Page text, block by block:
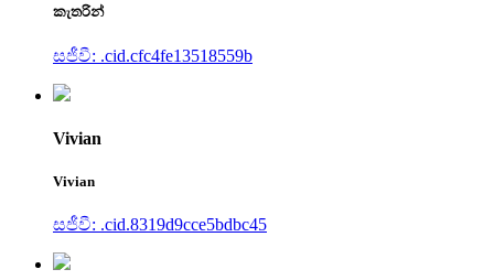
කැතරින්
සජීවී: .cid.cfc4fe13518559b
Vivian
Vivian
සජීවී: .cid.8319d9cce5bdbc45